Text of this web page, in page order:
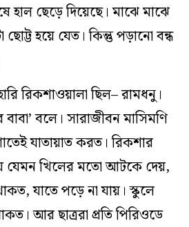
হাল ছেড়ে দিয়েছে। মাঝে মাঝে
হয়ে যেত। কিন্তু পড়ানো বন্ধ
রিকশাওয়ালা ছিল– রামধনু।
বলে। সারাজীবন মাসিমণি
যাতায়াত করত। রিকশার
যেমন খিলের মতো আটকে দেয়,
যাতে পড়ে না যায়। স্কুলে
আর ছাত্ররা প্রতি পিরিওডে